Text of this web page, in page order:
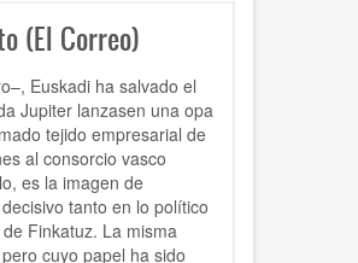
(El Correo)
Euskadi ha salvado el
Jupiter lanzasen una opa
tejido empresarial de
al consorcio vasco
es la imagen de
tanto en lo político
Finkatuz. La misma
cuyo papel ha sido